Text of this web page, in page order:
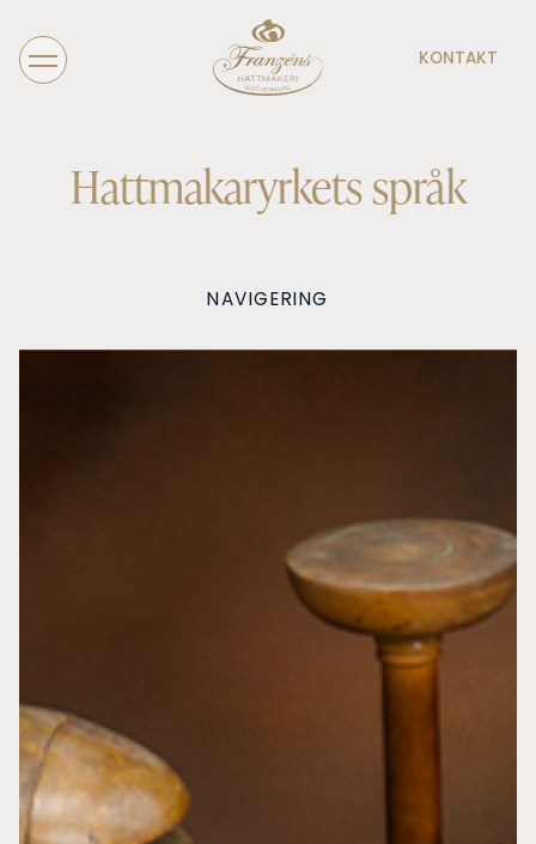
KONTAKT
Hattmakaryrkets språk
NAVIGERING
Hot mot Hattmakaryrket
Sant eller Falskt